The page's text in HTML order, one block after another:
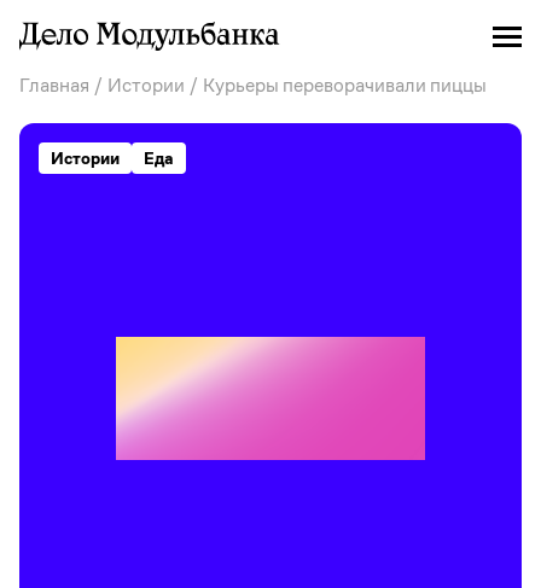
Главная / Истории / Курьеры переворачивали пиццы
Истории Еда